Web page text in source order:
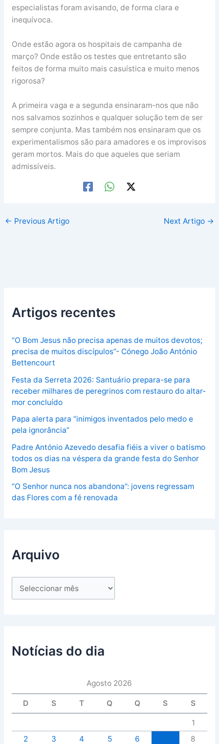
especialistas foram avisando, de forma clara e
inequívoca.
Onde estão agora os hospitais de campanha de
março? Onde estão os testes que entretanto são
feitos de forma muito mais casuística e muito menos
rigorosa?
A primeira vaga e a segunda ensinaram-nos que não
nos salvamos sozinhos e qualquer solução tem de ser
sempre conjunta. Mas também nos ensinaram que os
experimentalismos são para amadores e os improvisos
geram mortos. Mais do que aqueles que seriam
admissíveis.
← Previous Artigo Next Artigo →
Artigos recentes
“O Bom Jesus não precisa apenas de muitos devotos;
precisa de muitos discípulos”- Cónego João António
Bettencourt
Festa da Serreta 2026: Santuário prepara-se para
receber milhares de peregrinos com restauro do altar-
mor concluído
Papa alerta para “inimigos inventados pelo medo e
pela ignorância”
Padre António Azevedo desafia fiéis a viver o batismo
todos os dias na véspera da grande festa do Senhor
Bom Jesus
“O Senhor nunca nos abandona”: jovens regressam
das Flores com a fé renovada
Arquivo
Notícias do dia
Agosto 2026
D S T Q Q S S
1
2
3 4 5 6
8